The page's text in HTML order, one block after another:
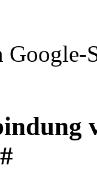
Google-